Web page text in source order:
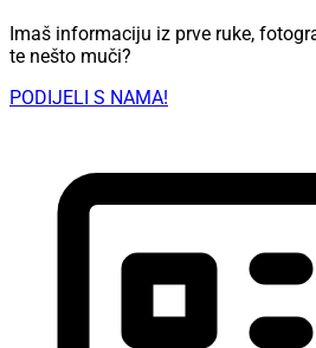
Imaš informaciju iz prve ruke,
te nešto muči?
PODIJELI S NAMA!